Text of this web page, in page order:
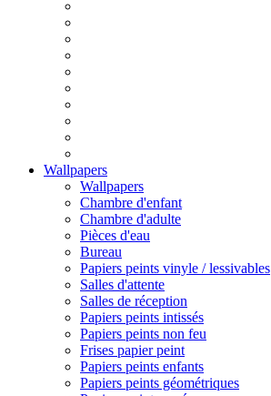
Wallpapers
Wallpapers
Chambre d'enfant
Chambre d'adulte
Pièces d'eau
Bureau
Papiers peints vinyle / lessivables
Salles d'attente
Salles de réception
Papiers peints intissés
Papiers peints non feu
Frises papier peint
Papiers peints enfants
Papiers peints géométriques